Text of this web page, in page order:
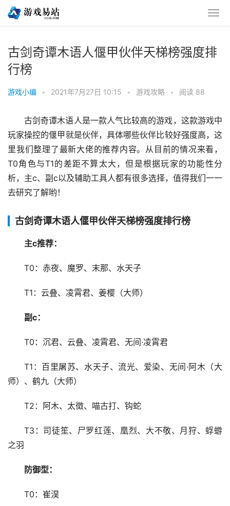
古剑奇谭木语人偃甲伙伴天梯榜强度排
行榜
游戏小编 • 2021年7月27日 10:15 • 游戏攻略 • 阅读 88
古剑奇谭木语人是一款人气比较高的游戏，这款游戏中
玩家操控的偃甲就是伙伴，具体哪些伙伴比较好强度高，这
里我们整理了最新大佬的推荐内容。从目前的情况来看，
T0角色与T1的差距不算太大，但是根据玩家的功能性分
析，主c、副c以及辅助工具人都有很多选择，值得我们一一
去研究了解哟！
古剑奇谭木语人偃甲伙伴天梯榜强度排行榜
主c推荐：
T0：赤夜、魔罗、末那、水天子
T1：云叠、凌霄君、姜樱（大师）
副c：
T0：沉君、云叠、凌霄君、无间·凌霄君
T1：百里屠苏、水天子、流光、爱染、无间·阿木（大
师）、鹤九（大师）
T2：阿木、太徵、喵古打、钩蛇
T3：司徒笙、尸罗红莲、凰烈、大不敬、月狩、蜉蝣
之羽
防御型：
T0：崔淏